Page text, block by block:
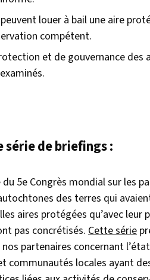
louer à bail une aire
compétent.
et de gouvernance
série de briefings :
du 5e Congrès mondial sur les
des terres qui
aires protégées qu’avec
pas concrétisés. Cette série
nos partenaires concernant
communautés locales ayant